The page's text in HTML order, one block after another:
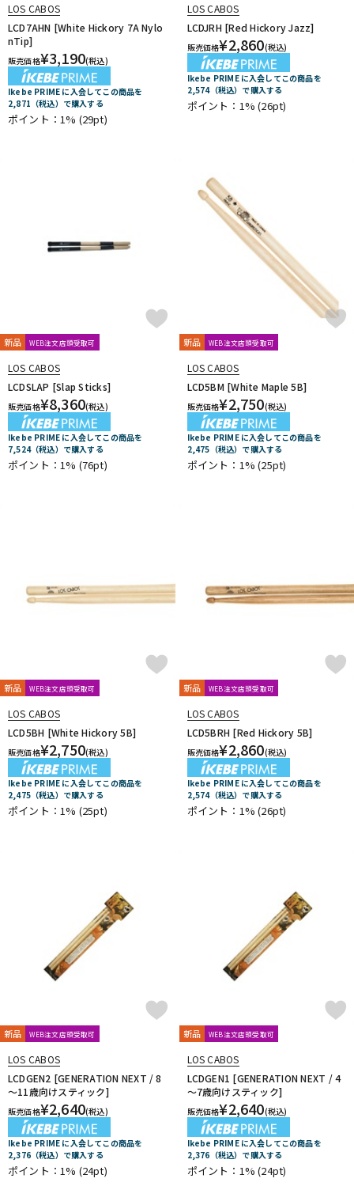
LOS CABOS
LCD7AHN [White Hickory 7A Nylo
nTip]
販売価格¥3,190(税込)
Ikebe PRIME に入会してこの商品を
2,871（税込）で購入する
ポイント：1% (29pt)
LOS CABOS
LCDJRH [Red Hickory Jazz]
販売価格¥2,860(税込)
Ikebe PRIME に入会してこの商品を
2,574（税込）で購入する
ポイント：1%(26pt)
新品 WEB注文店頭受取可
LOS CABOS
LCDSLAP [Slap Sticks]
販売価格¥8,360(税込)
Ikebe PRIME に入会してこの商品を
7,524（税込）で購入する
ポイント：1% (76pt)
新品 WEB注文店頭受取可
LOS CABOS
LCD5BM [White Maple 5B]
販売価格¥2,750(税込)
Ikebe PRIME に入会してこの商品を
2,475（税込）で購入する
ポイント：1%(25pt)
新品 WEB注文店頭受取可
LOS CABOS
LCD5BH [White Hickory 5B]
販売価格¥2,750(税込)
Ikebe PRIME に入会してこの商品を
2,475（税込）で購入する
ポイント：1% (25pt)
新品 WEB注文店頭受取可
LOS CABOS
LCD5BRH [Red Hickory 5B]
販売価格¥2,860(税込)
Ikebe PRIME に入会してこの商品を
2,574（税込）で購入する
ポイント：1%(26pt)
新品 WEB注文店頭受取可
LOS CABOS
LCDGEN2 [GENERATION NEXT / 8
～11歳向けスティック]
販売価格¥2,640(税込)
Ikebe PRIME に入会してこの商品を
2,376（税込）で購入する
ポイント：1% (24pt)
新品 WEB注文店頭受取可
LOS CABOS
LCDGEN1 [GENERATION NEXT / 4
～7歳向けスティック]
販売価格¥2,640(税込)
Ikebe PRIME に入会してこの商品を
2,376（税込）で購入する
ポイント：1%(24pt)